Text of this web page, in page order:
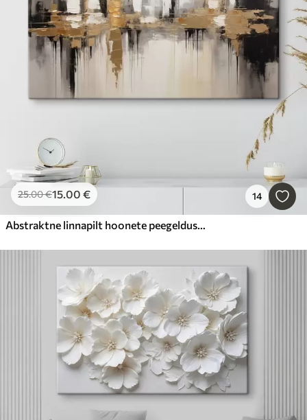
25.00€15.00 € 14
Abstraktne linnapilt hoonete peegeldustega vees, mis on loodud neutraalsetes toonides ja soojade toonide aktsentidega